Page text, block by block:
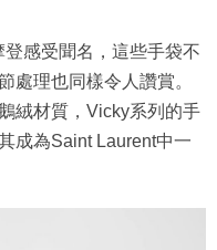
感受聞名，這些手袋不
處理也同樣令人讚賞。
絨材質，Vicky系列的手
成為Saint Laurent中一